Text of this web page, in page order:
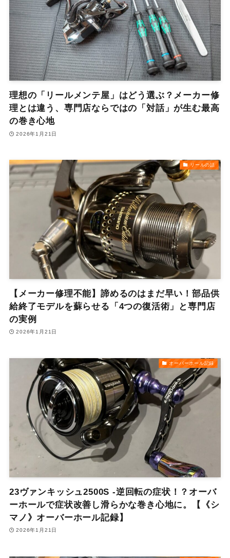
理想の「リールメンテ屋」はどう選ぶ？メーカー修
理とは違う、専門店ならではの「対話」が生む最高
の巻き心地
2026年1月21日
リールの話
【メーカー修理不能】諦めるのはまだ早い！部品供
給終了モデルを蘇らせる「4つの復活術」と専門店
の実例
2026年1月21日
オーバーホール記録
23ヴァンキッシュ2500S -逆回転の症状！？オーバ
ーホールで症状改善し滑らかな巻き心地に。【《シ
マノ》オーバーホール記録】
2026年1月21日